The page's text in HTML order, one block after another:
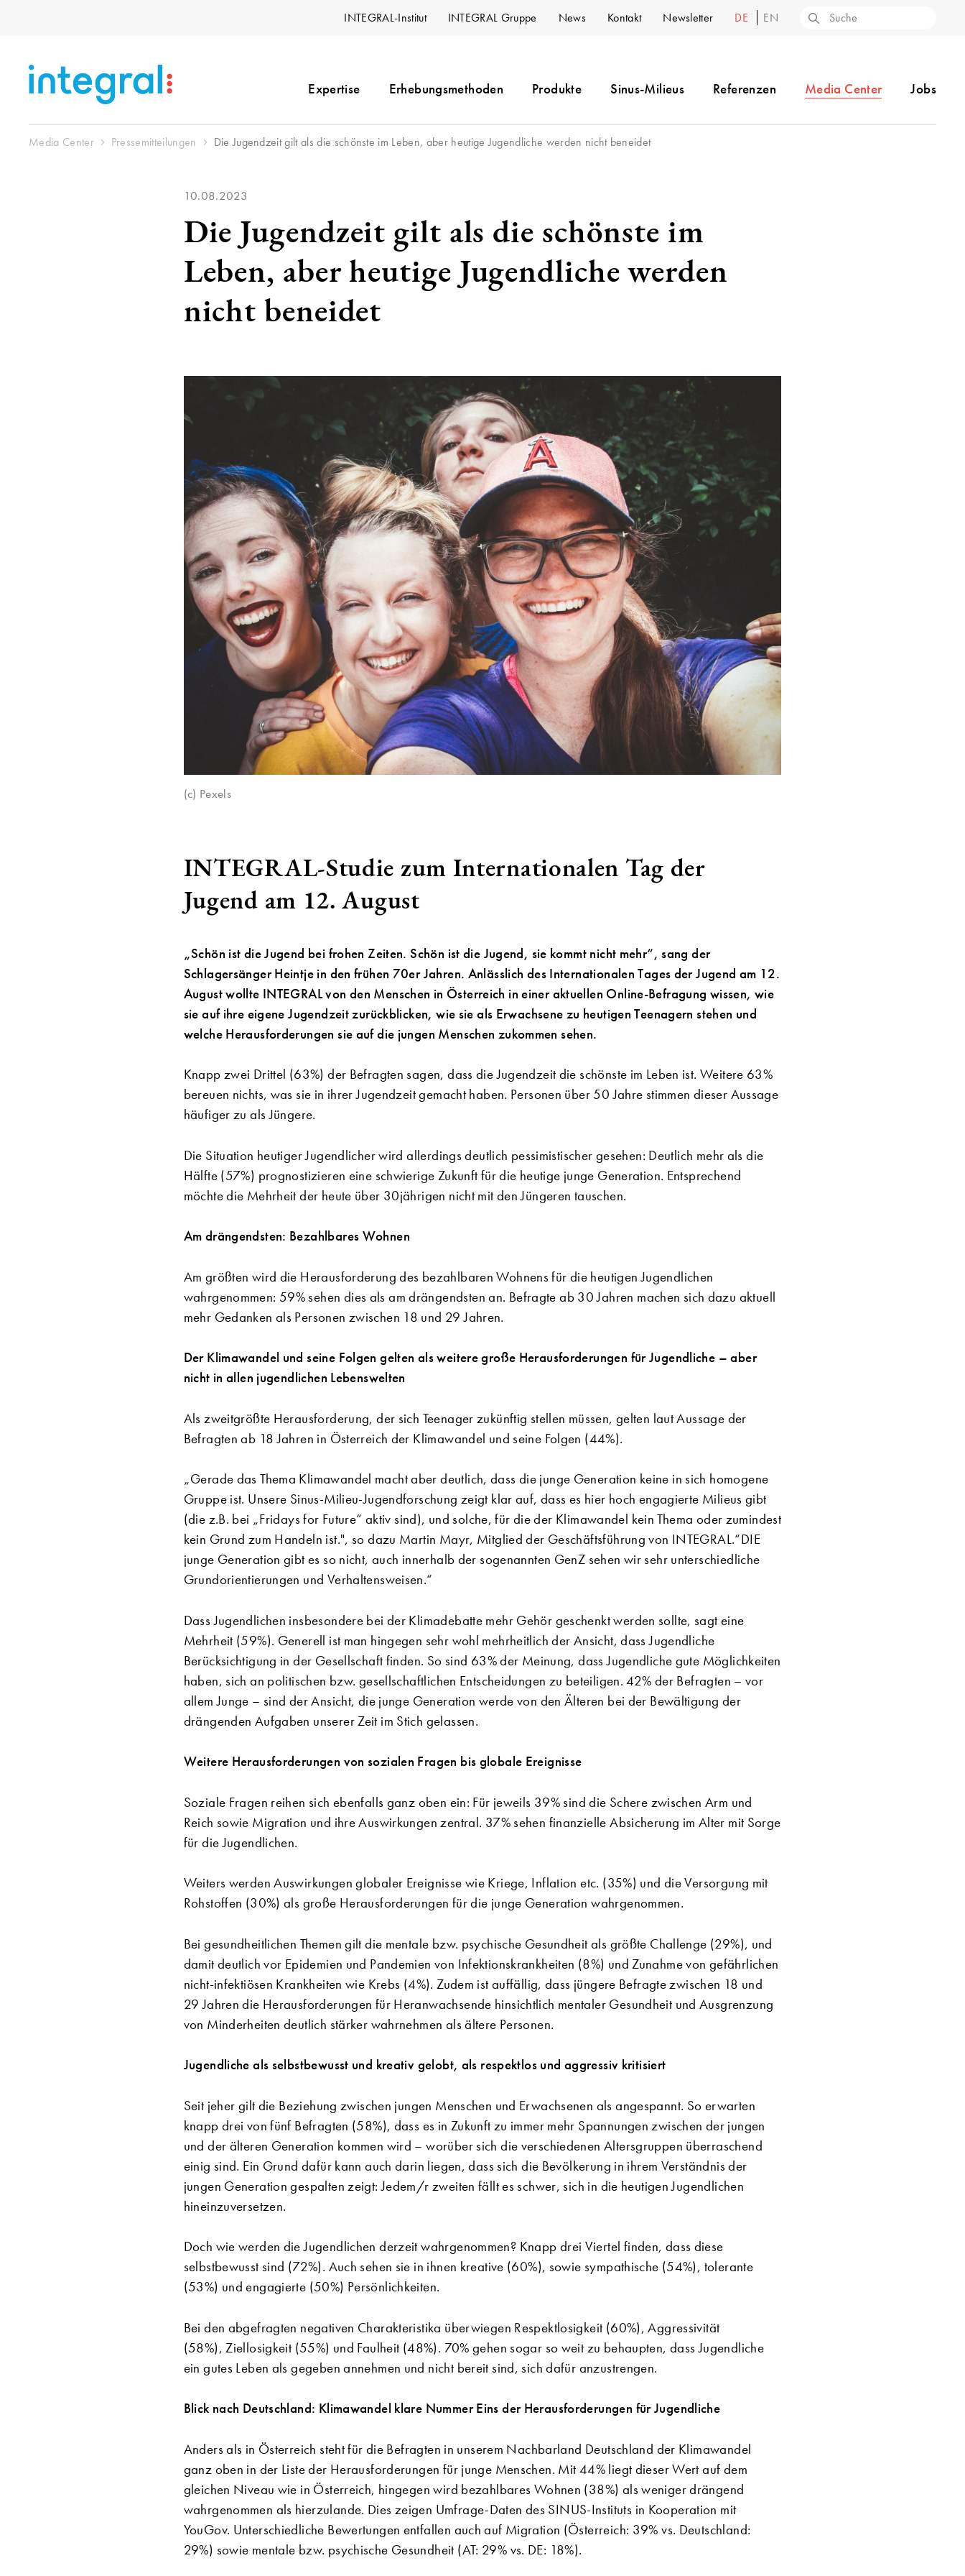
INTEGRAL-Institut INTEGRAL Gruppe News Kontakt Newsletter DE EN
Expertise Erhebungsmethoden Produkte Sinus-Milieus Referenzen Media Center Jobs
Media Center Pressemitteilungen Die Jugendzeit gilt als die schönste im Leben, aber heutige Jugendliche werden nicht beneidet
10.08.2023
Die Jugendzeit gilt als die schönste im
Leben, aber heutige Jugendliche werden
nicht beneidet
(c) Pexels
INTEGRAL-Studie zum Internationalen Tag der
Jugend am 12. August
„Schön ist die Jugend bei frohen Zeiten. Schön ist die Jugend, sie kommt nicht mehr“, sang der
Schlagersänger Heintje in den frühen 70er Jahren. Anlässlich des Internationalen Tages der Jugend am 12.
August wollte INTEGRAL von den Menschen in Österreich in einer aktuellen Online-Befragung wissen, wie
sie auf ihre eigene Jugendzeit zurückblicken, wie sie als Erwachsene zu heutigen Teenagern stehen und
welche Herausforderungen sie auf die jungen Menschen zukommen sehen.
Knapp zwei Drittel (63%) der Befragten sagen, dass die Jugendzeit die schönste im Leben ist. Weitere 63%
bereuen nichts, was sie in ihrer Jugendzeit gemacht haben. Personen über 50 Jahre stimmen dieser Aussage
häufiger zu als Jüngere.
Die Situation heutiger Jugendlicher wird allerdings deutlich pessimistischer gesehen: Deutlich mehr als die
Hälfte (57%) prognostizieren eine schwierige Zukunft für die heutige junge Generation. Entsprechend
möchte die Mehrheit der heute über 30jährigen nicht mit den Jüngeren tauschen.
Am drängendsten: Bezahlbares Wohnen
Am größten wird die Herausforderung des bezahlbaren Wohnens für die heutigen Jugendlichen
wahrgenommen: 59% sehen dies als am drängendsten an. Befragte ab 30 Jahren machen sich dazu aktuell
mehr Gedanken als Personen zwischen 18 und 29 Jahren.
Der Klimawandel und seine Folgen gelten als weitere große Herausforderungen für Jugendliche – aber
nicht in allen jugendlichen Lebenswelten
Als zweitgrößte Herausforderung, der sich Teenager zukünftig stellen müssen, gelten laut Aussage der
Befragten ab 18 Jahren in Österreich der Klimawandel und seine Folgen (44%).
„Gerade das Thema Klimawandel macht aber deutlich, dass die junge Generation keine in sich homogene
Gruppe ist. Unsere Sinus-Milieu-Jugendforschung zeigt klar auf, dass es hier hoch engagierte Milieus gibt
(die z.B. bei „Fridays for Future“ aktiv sind), und solche, für die der Klimawandel kein Thema oder zumindest
kein Grund zum Handeln ist.", so dazu Martin Mayr, Mitglied der Geschäftsführung von INTEGRAL.“DIE
junge Generation gibt es so nicht, auch innerhalb der sogenannten GenZ sehen wir sehr unterschiedliche
Grundorientierungen und Verhaltensweisen.“
Dass Jugendlichen insbesondere bei der Klimadebatte mehr Gehör geschenkt werden sollte, sagt eine
Mehrheit (59%). Generell ist man hingegen sehr wohl mehrheitlich der Ansicht, dass Jugendliche
Berücksichtigung in der Gesellschaft finden. So sind 63% der Meinung, dass Jugendliche gute Möglichkeiten
haben, sich an politischen bzw. gesellschaftlichen Entscheidungen zu beteiligen. 42% der Befragten – vor
allem Junge – sind der Ansicht, die junge Generation werde von den Älteren bei der Bewältigung der
drängenden Aufgaben unserer Zeit im Stich gelassen.
Weitere Herausforderungen von sozialen Fragen bis globale Ereignisse
Soziale Fragen reihen sich ebenfalls ganz oben ein: Für jeweils 39% sind die Schere zwischen Arm und
Reich sowie Migration und ihre Auswirkungen zentral. 37% sehen finanzielle Absicherung im Alter mit Sorge
für die Jugendlichen.
Weiters werden Auswirkungen globaler Ereignisse wie Kriege, Inflation etc. (35%) und die Versorgung mit
Rohstoffen (30%) als große Herausforderungen für die junge Generation wahrgenommen.
Bei gesundheitlichen Themen gilt die mentale bzw. psychische Gesundheit als größte Challenge (29%), und
damit deutlich vor Epidemien und Pandemien von Infektionskrankheiten (8%) und Zunahme von gefährlichen
nicht-infektiösen Krankheiten wie Krebs (4%). Zudem ist auffällig, dass jüngere Befragte zwischen 18 und
29 Jahren die Herausforderungen für Heranwachsende hinsichtlich mentaler Gesundheit und Ausgrenzung
von Minderheiten deutlich stärker wahrnehmen als ältere Personen.
Jugendliche als selbstbewusst und kreativ gelobt, als respektlos und aggressiv kritisiert
Seit jeher gilt die Beziehung zwischen jungen Menschen und Erwachsenen als angespannt. So erwarten
knapp drei von fünf Befragten (58%), dass es in Zukunft zu immer mehr Spannungen zwischen der jungen
und der älteren Generation kommen wird – worüber sich die verschiedenen Altersgruppen überraschend
einig sind. Ein Grund dafür kann auch darin liegen, dass sich die Bevölkerung in ihrem Verständnis der
jungen Generation gespalten zeigt: Jedem/r zweiten fällt es schwer, sich in die heutigen Jugendlichen
hineinzuversetzen.
Doch wie werden die Jugendlichen derzeit wahrgenommen? Knapp drei Viertel finden, dass diese
selbstbewusst sind (72%). Auch sehen sie in ihnen kreative (60%), sowie sympathische (54%), tolerante
(53%) und engagierte (50%) Persönlichkeiten.
Bei den abgefragten negativen Charakteristika überwiegen Respektlosigkeit (60%), Aggressivität
(58%), Ziellosigkeit (55%) und Faulheit (48%). 70% gehen sogar so weit zu behaupten, dass Jugendliche
ein gutes Leben als gegeben annehmen und nicht bereit sind, sich dafür anzustrengen.
Blick nach Deutschland: Klimawandel klare Nummer Eins der Herausforderungen für Jugendliche
Anders als in Österreich steht für die Befragten in unserem Nachbarland Deutschland der Klimawandel
ganz oben in der Liste der Herausforderungen für junge Menschen. Mit 44% liegt dieser Wert auf dem
gleichen Niveau wie in Österreich, hingegen wird bezahlbares Wohnen (38%) als weniger drängend
wahrgenommen als hierzulande. Dies zeigen Umfrage-Daten des SINUS-Instituts in Kooperation mit
YouGov. Unterschiedliche Bewertungen entfallen auch auf Migration (Österreich: 39% vs. Deutschland:
29%) sowie mentale bzw. psychische Gesundheit (AT: 29% vs. DE: 18%).